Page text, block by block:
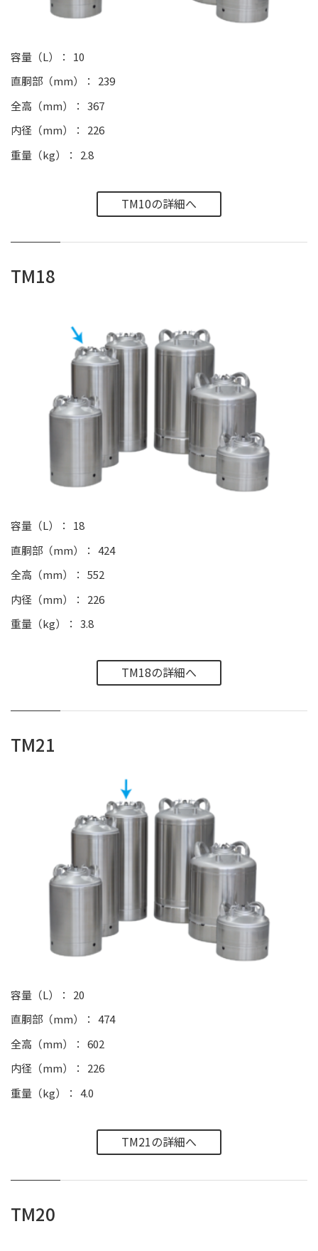
容量（L）
10
直胴部（mm）
239
全高（mm）
367
内径（mm）
226
重量（kg）
2.8
TM10の詳細へ
TM18
容量（L）
18
直胴部（mm）
424
全高（mm）
552
内径（mm）
226
重量（kg）
3.8
TM18の詳細へ
TM21
容量（L）
20
直胴部（mm）
474
全高（mm）
602
内径（mm）
226
重量（kg）
4.0
TM21の詳細へ
TM20